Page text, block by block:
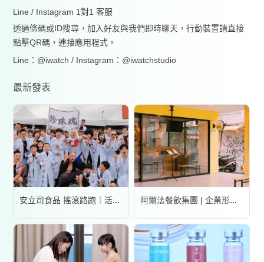
Line / Instagram 1對1 客服
透過條碼或ID搜尋，加入好友與我們即時聊天，行動裝置請直接
點擊QR碼，連接應用程式。
Line：@iwatch / Instagram：@iwatchstudio
最新發表
安立司食品 搖滾路跑｜活動錄影 阿爾法餐飲集團 | 企業形象宣傳片